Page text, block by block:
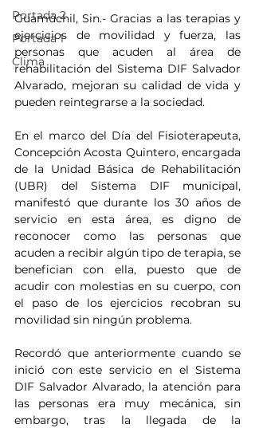
Portada 2
Portada 1
Clima
Guamúchil, Sin.- Gracias a las terapias y
ejercicios de movilidad y fuerza, las
personas que acuden al área de
rehabilitación del Sistema DIF Salvador
Alvarado, mejoran su calidad de vida y
pueden reintegrarse a la sociedad.
En el marco del Día del Fisioterapeuta,
Concepción Acosta Quintero, encargada
de la Unidad Básica de Rehabilitación
(UBR) del Sistema DIF municipal,
manifestó que durante los 30 años de
servicio en esta área, es digno de
reconocer como las personas que
acuden a recibir algún tipo de terapia, se
benefician con ella, puesto que de
acudir con molestias en su cuerpo, con
el paso de los ejercicios recobran su
movilidad sin ningún problema.
Recordó que anteriormente cuando se
inició con este servicio en el Sistema
DIF Salvador Alvarado, la atención para
las personas era muy mecánica, sin
embargo, tras la llegada de la